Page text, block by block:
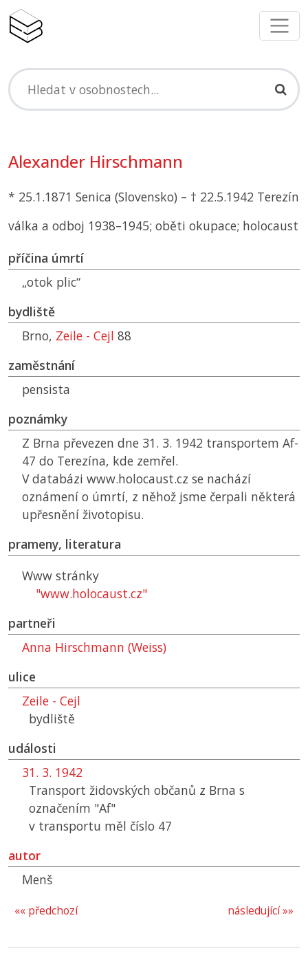
Alexander Hirschmann
* 25.1.1871 Senica (Slovensko) – † 22.5.1942 Terezín
válka a odboj 1938–1945; oběti okupace; holocaust
příčina úmrtí
„otok plic“
bydliště
Brno, Zeile - Cejl 88
zaměstnání
pensista
poznámky
Z Brna převezen dne 31. 3. 1942 transportem Af-
47 do Terezína, kde zemřel.
V databázi www.holocaust.cz se nachází
oznámení o úmrtí, z něhož jsme čerpali některá
upřesnění životopisu.
prameny, literatura
Www stránky
"www.holocaust.cz"
partneři
Anna Hirschmann (Weiss)
ulice
Zeile - Cejl
bydliště
události
31. 3. 1942
Transport židovských občanů z Brna s
označením "Af"
v transportu měl číslo 47
autor
Menš
následující »»
«« předchozí